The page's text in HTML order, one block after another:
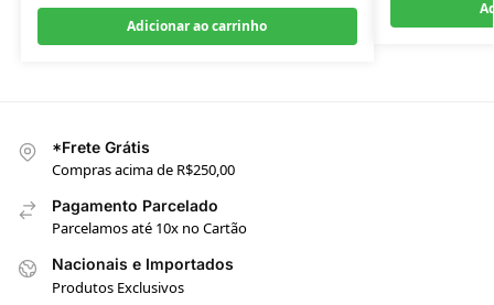
Adicionar ao carrinho
*Frete Grátis
Compras acima de R$250,00
Pagamento Parcelado
Parcelamos até 10x no Cartão
Nacionais e Importados
Produtos Exclusivos